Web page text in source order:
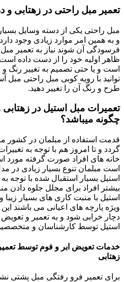
تعمیر مبل راحتی در زهتابی و
مبل راحتی یکی از دسته وسایل
و به همین امر موارد زیادی وجود
فرسودگی آن شوند نیاز به تعمیر
ظاهر اولیه خود را از دست داده
است و یا حتی تصمیم به تغییر رنگ
توانید با رویه کوبی مبل راحتی مبل
طرح و رنگ آن را تغییر دهید.
تعمیرات مبل استیل در
چگونه میباشد؟
قدمت استفاده از مبلمان در کشور
گردد و تا امروز هم با توجه به
خانه های افراد صورت گرفته مورد
است مبلمان تنوع بسیار زیادی در
استیل بسیار استقبال شده با توجه
بیشتر افراد برای مجلل جلوه دادن
استیل با منبت کاری های بسیار
ویژه پارچه های اعیانی می باشند
دچار خرابی شود و به تعمیر و تعویض
استیل توسط کارشناسان و
خدمات تعویض ابر و فوم توسط
زهتابی
برای تعمیر فرو رفتگی مبل پشتی